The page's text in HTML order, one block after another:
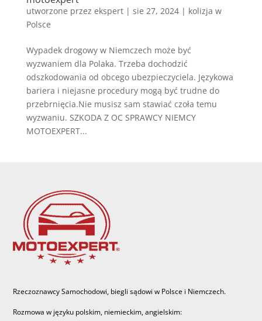
utworzone przez ekspert| sie 27, 2024| kolizja w
Polsce
Wypadek drogowy w Niemczech może być
wyzwaniem dla Polaka. Trzeba dochodzić
odszkodowania od obcego ubezpieczyciela. Językowa
bariera i niejasne procedury mogą być trudne do
przebrnięcia.Nie musisz sam stawiać czoła temu
wyzwaniu. SZKODA Z OC SPRAWCY NIEMCY
MOTOEXPERT...
Rzeczoznawcy Samochodowi, biegli sądowi w Polsce i Niemczech.
Rozmowa w języku polskim, niemieckim, angielskim: